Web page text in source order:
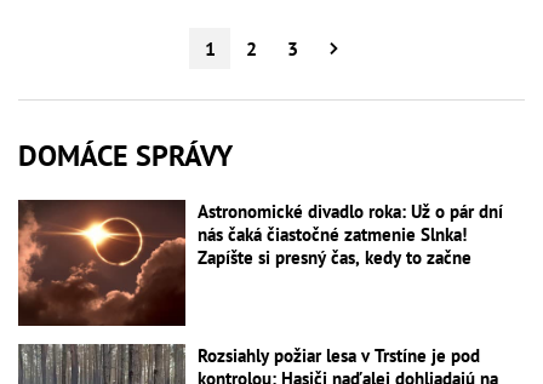
1 2 3
DOMÁCE SPRÁVY
Astronomické divadlo roka: Už o pár dní
nás čaká čiastočné zatmenie Slnka!
Zapíšte si presný čas, kedy to začne
Rozsiahly požiar lesa v Trstíne je pod
kontrolou: Hasiči naďalej dohliadajú na